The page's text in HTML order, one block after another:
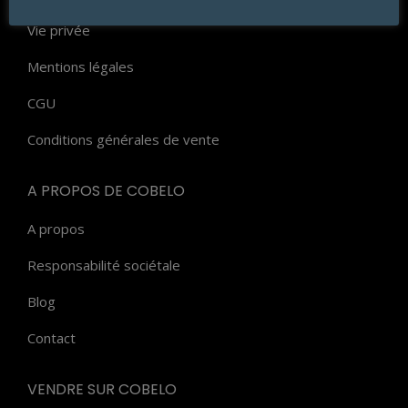
Vie privée
Mentions légales
CGU
Conditions générales de vente
A PROPOS DE COBELO
A propos
Responsabilité sociétale
Blog
Contact
VENDRE SUR COBELO